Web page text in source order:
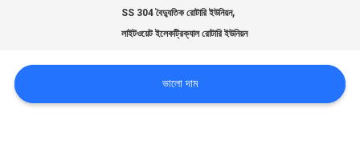
করুন
SS 304 বৈদ্যুতিক রোটারি ইউনিয়ন,
লাইটওয়েট ইলেকট্রিক্যাল রোটারি ইউনিয়ন
ভালো দাম